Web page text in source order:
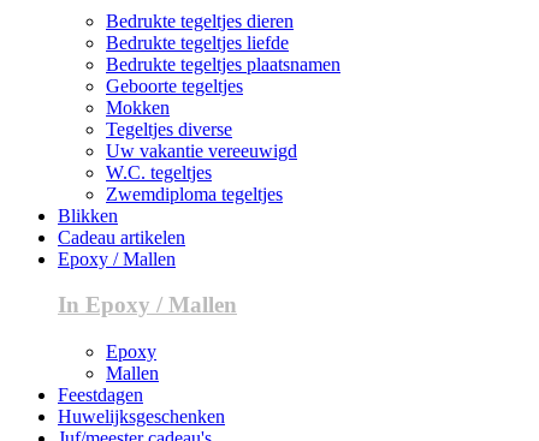
Bedrukte tegeltjes dieren
Bedrukte tegeltjes liefde
Bedrukte tegeltjes plaatsnamen
Geboorte tegeltjes
Mokken
Tegeltjes diverse
Uw vakantie vereeuwigd
W.C. tegeltjes
Zwemdiploma tegeltjes
Blikken
Cadeau artikelen
Epoxy / Mallen
In Epoxy / Mallen
Epoxy
Mallen
Feestdagen
Huwelijksgeschenken